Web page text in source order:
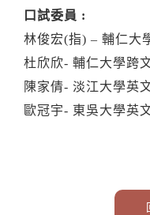
口試委員 :
林俊宏(指) – 輔仁大
杜欣欣- 輔仁大學跨
陳家倩- 淡江大學英
歐冠宇- 東吳大學英